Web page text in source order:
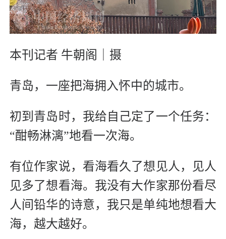
本刊记者 牛朝阁｜摄
青岛，一座把海拥入怀中的城市。
初到青岛时，我给自己定了一个任务：
“酣畅淋漓”地看一次海。
有位作家说，看海看久了想见人，见人
见多了想看海。我没有大作家那份看尽
人间铅华的诗意，我只是单纯地想看大
海，越大越好。